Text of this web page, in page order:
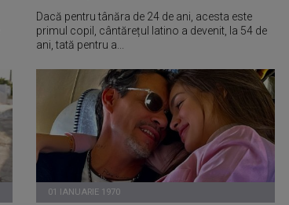
Dacă pentru tânăra de 24 de ani, acesta este
primul copil, cântărețul latino a devenit, la 54 de
ani, tată pentru a...
01 IANUARIE 1970